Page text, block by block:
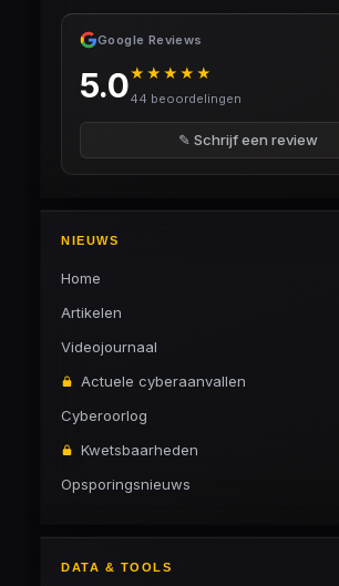
Google Reviews
5.0★★★★★
44 beoordelingen
✎ Schrijf een review
NIEUWS
Home
Artikelen
Videojournaal
Actuele cyberaanvallen
Cyberoorlog
Kwetsbaarheden
Opsporingsnieuws
DATA & TOOLS